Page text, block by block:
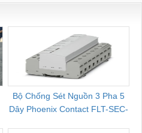
CHUA CHAY
Bộ Chống Sét Nguồn 3 Pha 5
Dây Phoenix Contact FLT-SEC-